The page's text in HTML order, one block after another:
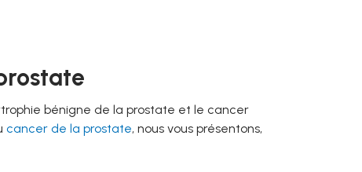
bénigne de la prostate et le cancer
cancer de la prostate, nous vous présentons,